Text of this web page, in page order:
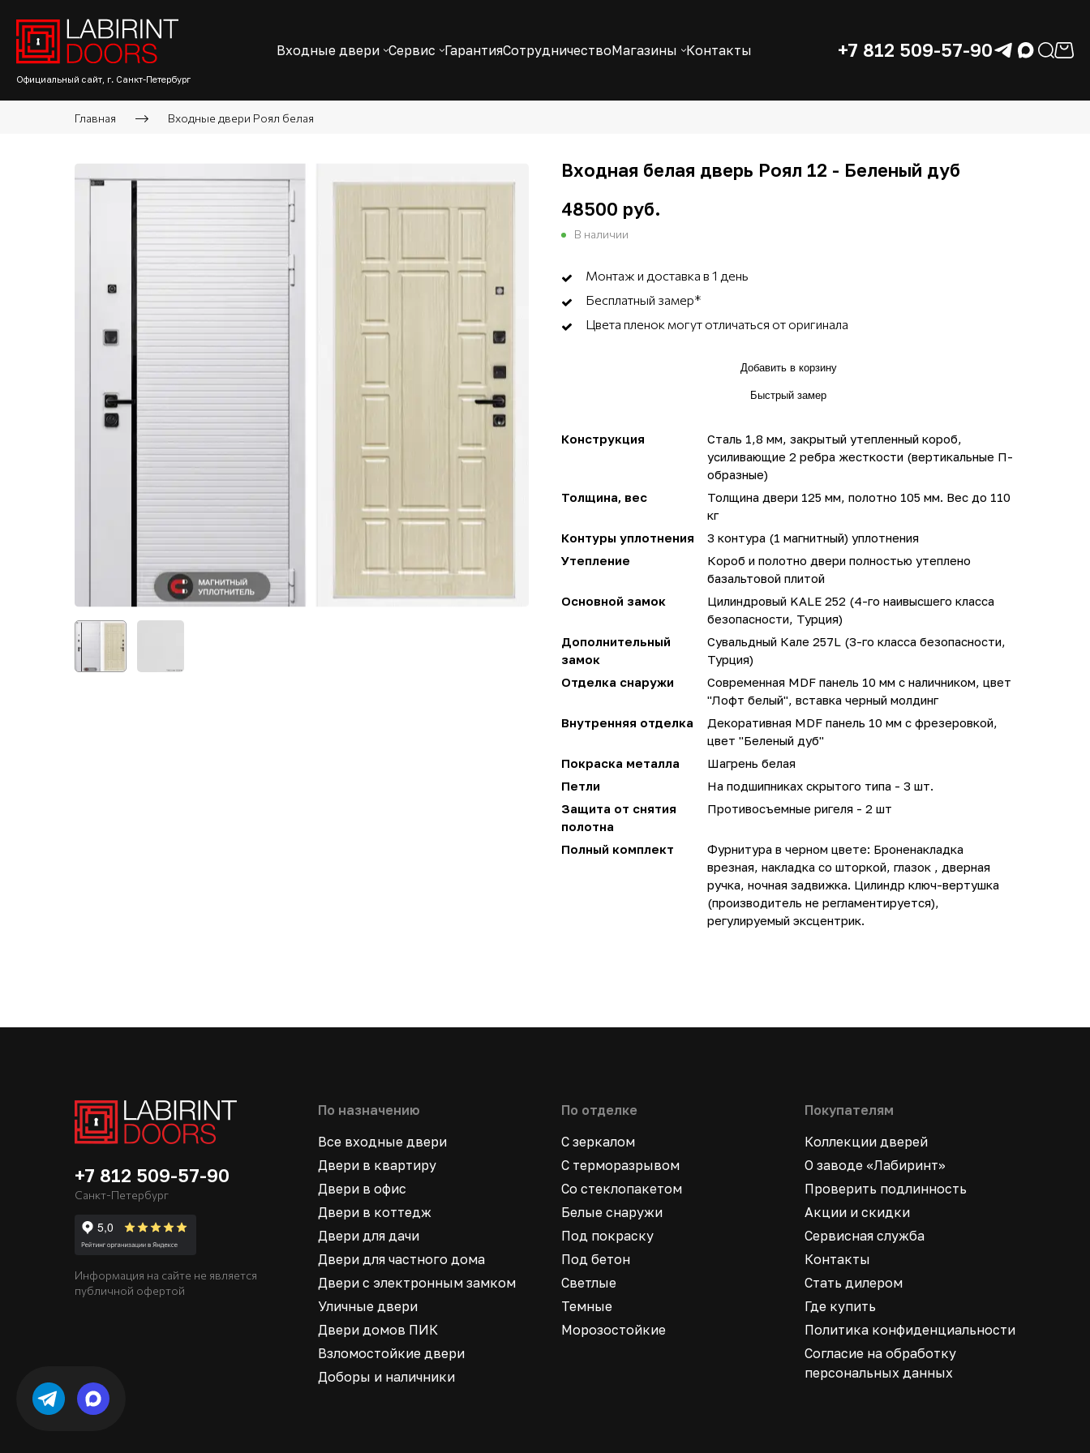
Официальный сайт, г. Санкт-Петербург
Входные двери Сервис ГарантияСотрудничествоМагазины Контакты +7 812 509-57-90
Главная Входные двери Роял белая
Входная белая дверь Роял 12 - Беленый дуб
48500 руб.
В наличии
Монтаж и доставка в 1 день
Бесплатный замер*
Цвета пленок могут отличаться от оригинала
Добавить в корзину
Быстрый замер
Конструкция
Сталь 1,8 мм, закрытый утепленный короб,
усиливающие 2 ребра жесткости (вертикальные П-
образные)
Толщина, вес
Толщина двери 125 мм, полотно 105 мм. Вес до 110
кг
Контуры уплотнения
3 контура (1 магнитный) уплотнения
Утепление
Короб и полотно двери полностью утеплено
базальтовой плитой
Основной замок
Цилиндровый KALE 252 (4-го наивысшего класса
безопасности, Турция)
Дополнительный
замок
Сувальдный Кале 257L (3-го класса безопасности,
Турция)
Отделка снаружи
Современная MDF панель 10 мм с наличником, цвет
"Лофт белый", вставка черный молдинг
Внутренняя отделка
Декоративная MDF панель 10 мм с фрезеровкой,
цвет "Беленый дуб"
Покраска металла
Шагрень белая
Петли
На подшипниках скрытого типа - 3 шт.
Защита от снятия
полотна
Противосъемные ригеля - 2 шт
Полный комплект
Фурнитура в черном цвете: Броненакладка
врезная, накладка со шторкой, глазок , дверная
ручка, ночная задвижка. Цилиндр ключ-вертушка
(производитель не регламентируется),
регулируемый эксцентрик.
+7 812 509-57-90
Санкт-Петербург
Информация на сайте не является
публичной офертой
По назначению
Все входные двери
Двери в квартиру
Двери в офис
Двери в коттедж
Двери для дачи
Двери для частного дома
Двери с электронным замком
Уличные двери
Двери домов ПИК
Взломостойкие двери
Доборы и наличники
По отделке
С зеркалом
С терморазрывом
Со стеклопакетом
Белые снаружи
Под покраску
Под бетон
Светлые
Темные
Морозостойкие
Покупателям
Коллекции дверей
О заводе «Лабиринт»
Проверить подлинность
Акции и скидки
Сервисная служба
Контакты
Стать дилером
Где купить
Политика конфиденциальности
Согласие на обработку
персональных данных